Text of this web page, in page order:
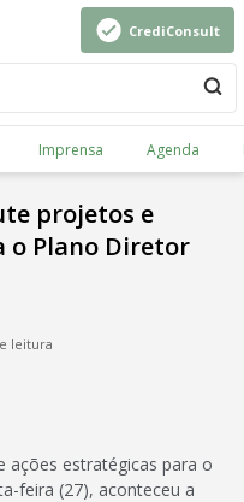
CrediConsult
Imprensa Agenda
projetos e
o Plano Diretor
leitura
ações estratégicas para o
feira (27), aconteceu a